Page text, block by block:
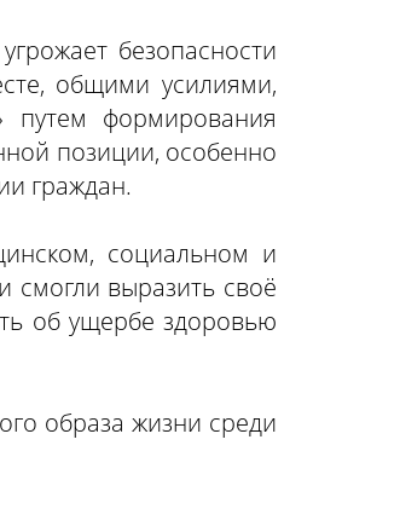
безопасности
общими усилиями,
путем формирования
позиции, особенно
граждан.
социальном и
смогли выразить своё
об ущербе здоровью
образа жизни среди